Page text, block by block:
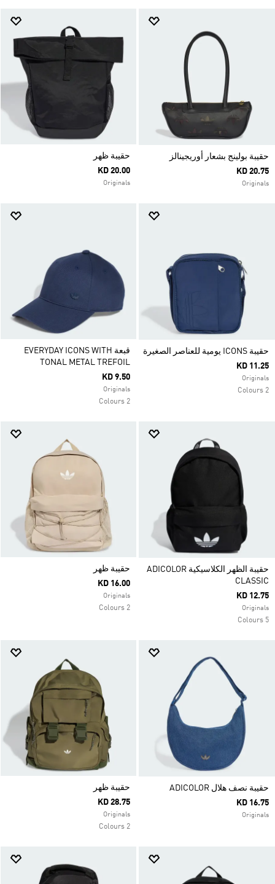
حقيبة بولينج بشعار أوريجينالز
KD 20.75
Originals
حقيبة ظهر
KD 20.00
Originals
حقيبة ICONS يومية للعناصر الصغيرة
KD 11.25
Originals
2 Colours
قبعة EVERYDAY ICONS WITH
TONAL METAL TREFOIL
KD 9.50
Originals
2 Colours
حقيبة الظهر الكلاسيكية ADICOLOR
CLASSIC
KD 12.75
Originals
5 Colours
حقيبة ظهر
KD 16.00
Originals
2 Colours
حقيبة نصف هلال ADICOLOR
KD 16.75
Originals
حقيبة ظهر
KD 28.75
Originals
2 Colours